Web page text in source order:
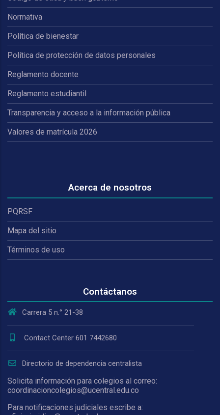
Normativa
Política de bienestar
Política de protección de datos personales
Reglamento docente
Reglamento estudiantil
Transparencia y acceso a la información pública
Valores de matrícula 2026
Acerca de nosotros
PQRSF
Mapa del sitio
Términos de uso
Contáctanos
Carrera 5 n.° 21-38
Contact Center 601 7442680
Directorio de dependencia centralista
Solicita información para colegios al correo:
coordinacioncolegios@ucentral.edu.co
Para notificaciones judiciales escribe a: